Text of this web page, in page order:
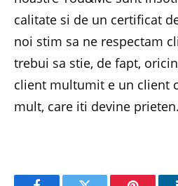
calitate si de un certificat
noi stim sa ne respectam
trebui sa stie, de fapt,
client multumit e un client
mult, care iti devine